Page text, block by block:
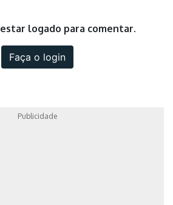
logado para comentar.
Faça o login
Publicidade